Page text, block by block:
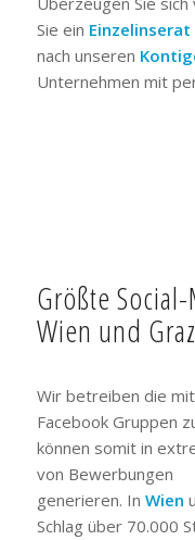
Sie ein Einzelinserat
nach unseren
Unternehmen mit
Größte
Wien und Graz
Wir betreiben die
Facebook Gruppen
können somit in
von Bewerbungen
generieren. In Wien
Schlag über 70.000